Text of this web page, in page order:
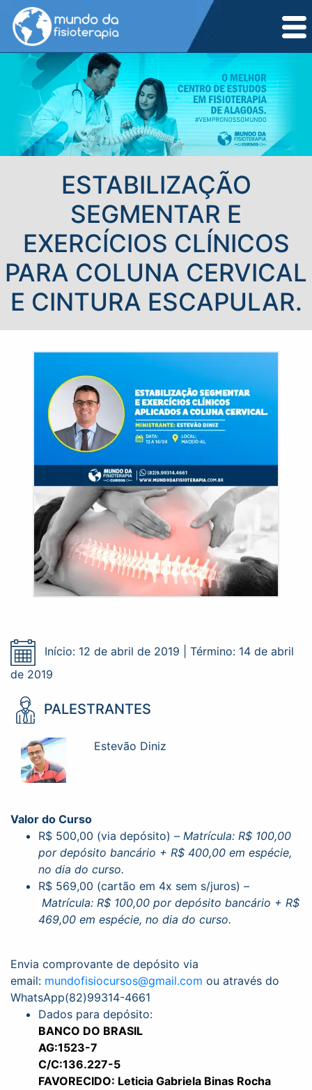
ESTABILIZAÇÃO
SEGMENTAR E
EXERCÍCIOS CLÍNICOS
PARA COLUNA CERVICAL
E CINTURA ESCAPULAR.
Início: 12 de abril de 2019 | Término: 14 de abril
de 2019
PALESTRANTES
Estevão Diniz
Valor do Curso
R$ 500,00 (via depósito) – Matrícula: R$ 100,00
por depósito bancário + R$ 400,00 em espécie,
no dia do curso.
R$ 569,00 (cartão em 4x sem s/juros) –
Matrícula: R$ 100,00 por depósito bancário + R$
469,00 em espécie, no dia do curso.
Envia comprovante de depósito via
email: mundofisiocursos@gmail.com ou através do
WhatsApp(82)99314-4661
Dados para depósito:
BANCO DO BRASIL
AG:1523-7
C/C:136.227-5
FAVORECIDO: Leticia Gabriela Binas Rocha